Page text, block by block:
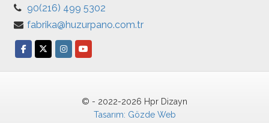
90(216) 499 5302
fabrika@huzurpano.com.tr
© - 2022-2026 Hpr Dizayn
Tasarım: Gözde Web